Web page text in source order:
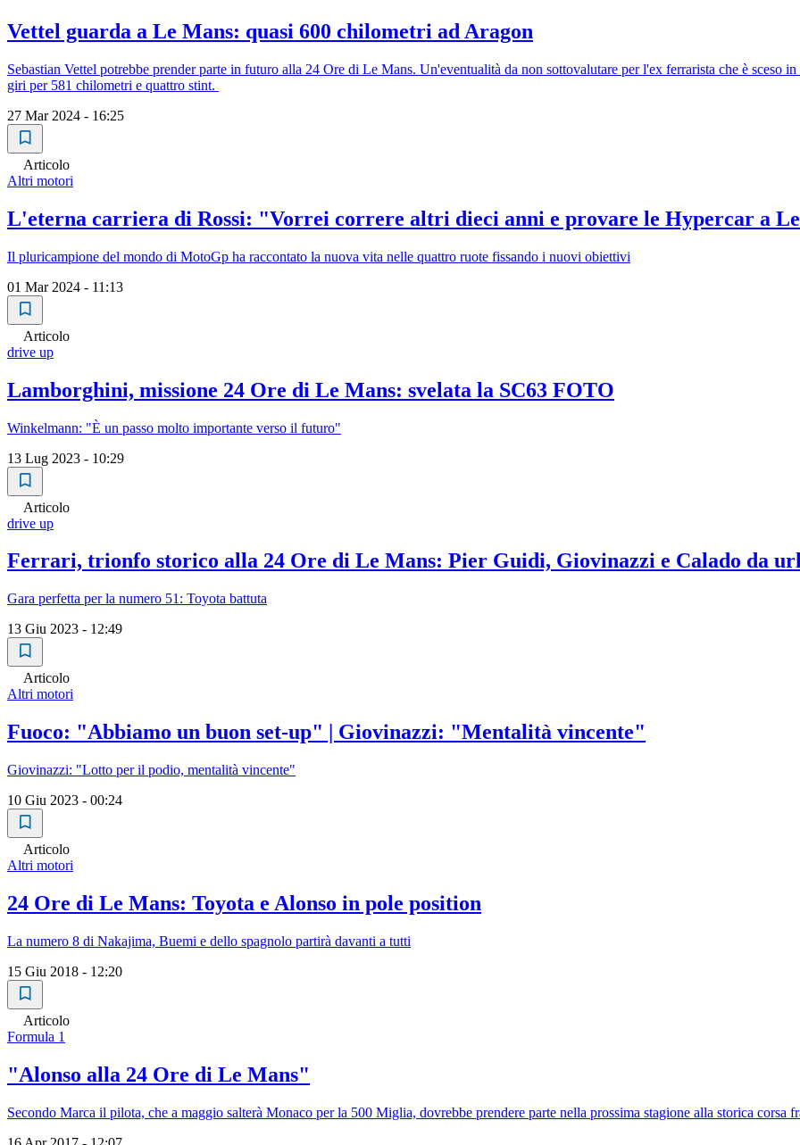
Vettel guarda a Le Mans: quasi 600 chilometri ad Aragon
Sebastian Vettel potrebbe prender parte in futuro alla 24 Ore di Le Mans. Un'eventualità da non sottovalutare per l'ex ferrarista che è sceso
giri per 581 chilometri e quattro stint.
27 Mar 2024 - 16:25
Articolo
Altri motori
L'eterna carriera di Rossi: "Vorrei correre altri dieci anni e provare le Hypercar a
Il pluricampione del mondo di MotoGp ha raccontato la nuova vita nelle quattro ruote fissando i nuovi obiettivi
01 Mar 2024 - 11:13
Articolo
drive up
Lamborghini, missione 24 Ore di Le Mans: svelata la SC63 FOTO
Winkelmann: "È un passo molto importante verso il futuro"
13 Lug 2023 - 10:29
Articolo
drive up
Ferrari, trionfo storico alla 24 Ore di Le Mans: Pier Guidi, Giovinazzi e Calado da
Gara perfetta per la numero 51: Toyota battuta
13 Giu 2023 - 12:49
Articolo
Altri motori
Fuoco: "Abbiamo un buon set-up" | Giovinazzi: "Mentalità vincente"
Giovinazzi: "Lotto per il podio, mentalità vincente"
10 Giu 2023 - 00:24
Articolo
Altri motori
24 Ore di Le Mans: Toyota e Alonso in pole position
La numero 8 di Nakajima, Buemi e dello spagnolo partirà davanti a tutti
15 Giu 2018 - 12:20
Articolo
Formula 1
"Alonso alla 24 Ore di Le Mans"
Secondo Marca il pilota, che a maggio salterà Monaco per la 500 Miglia, dovrebbe prendere parte nella prossima stagione alla storica corsa